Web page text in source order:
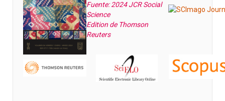
Fuente: 2024 JCR Social
Science
Edition de Thomson
Reuters